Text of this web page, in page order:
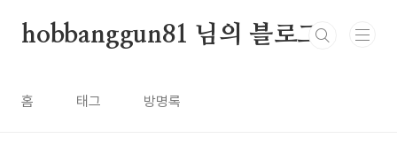
hobbanggun81 님의 블로그
홈 태그 방명록